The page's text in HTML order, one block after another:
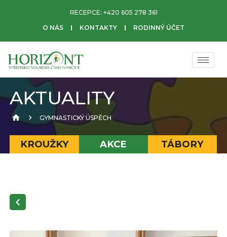
RECEPCE: +420 605 278 361
O NÁS
KONTAKTY RODINNÝ ÚČET
AKTUALITY
GYMNASTICKÝ ÚSPĚCH
KROUŽKY AKCE TÁBORY